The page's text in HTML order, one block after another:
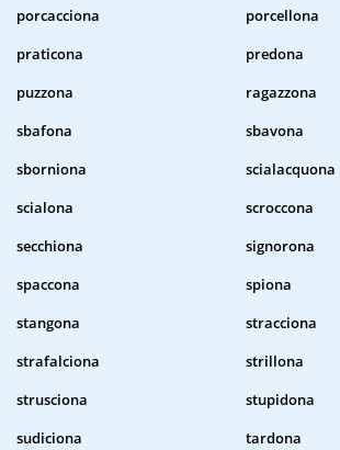
porcacciona
porcellona
praticona
predona
puzzona
ragazzona
sbafona
sbavona
sborniona
scialacquona
scialona
scroccona
secchiona
signorona
spaccona
spiona
stangona
stracciona
strafalciona
strillona
strusciona
stupidona
sudiciona
tardona